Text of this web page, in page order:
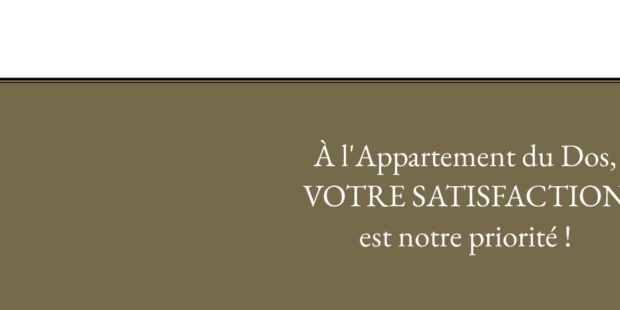
À l'Appartement du Dos,
VOTRE
est notre priorité !